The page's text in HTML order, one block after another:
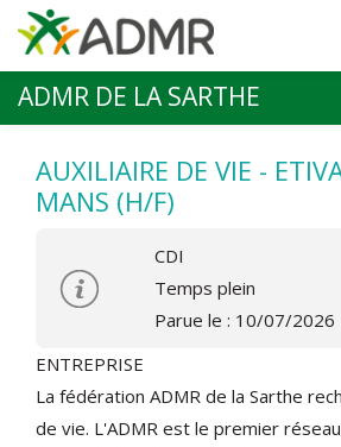
Aller au contenu principal
ADMR DE LA SARTHE
AUXILIAIRE DE VIE -
MANS (H/F)
CDI
Temps plein
Parue le : 10/07/2026
ENTREPRISE
La fédération ADMR de la Sarthe
de vie. L'ADMR est le premier